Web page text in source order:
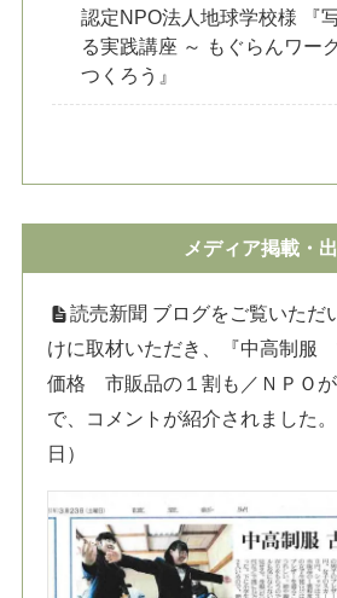
認定NPO法人地球学校様 『
る実践講座 ～ もぐらんワー
つくろう』
メディア掲載・
読売新聞 ブログをご覧いただ
けに取材いただき、『中高制
価格 市販品の１割も／ＮＰＯが
で、コメントが紹介されました
日）